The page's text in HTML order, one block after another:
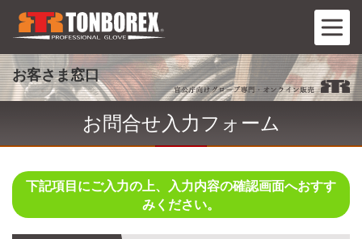
お客さま窓口
お問合せ入力フォーム
下記項目にご入力の上、入力内容の確認画面へおすす
みください。